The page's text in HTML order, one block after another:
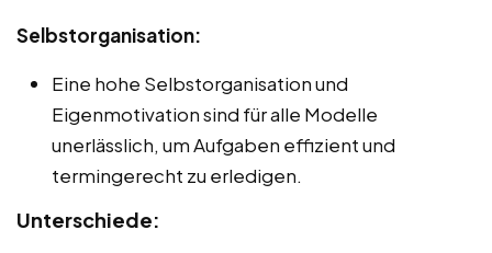
Selbstorganisation:
Eine hohe Selbstorganisation und
Eigenmotivation sind für alle Modelle
unerlässlich, um Aufgaben effizient und
termingerecht zu erledigen.
Unterschiede: